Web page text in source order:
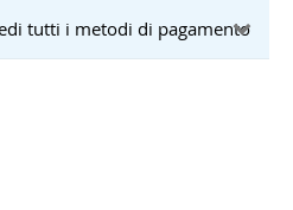
tutti i metodi di pagamento